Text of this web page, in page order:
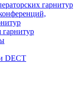
гарнитур
гарнитур
DECT